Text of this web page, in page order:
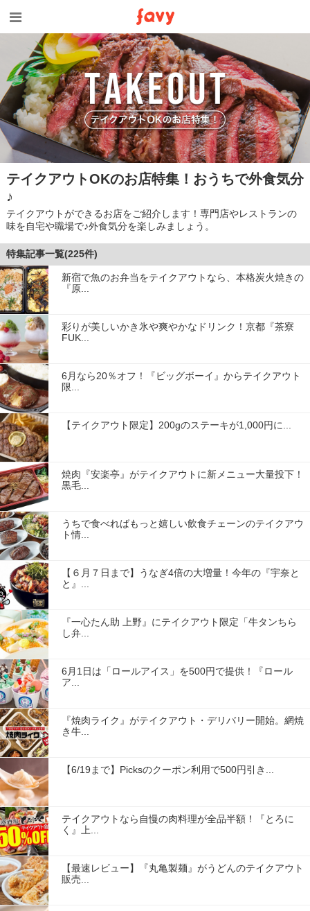
テイクアウトOKのお店特集！おうちで外食気分
♪
テイクアウトができるお店をご紹介します！専門店やレストランの
味を自宅や職場で♪外食気分を楽しみましょう。
特集記事一覧(225件)
新宿で魚のお弁当をテイクアウトなら、本格炭火焼きの
『原...
彩りが美しいかき氷や爽やかなドリンク！京都『茶寮
FUK...
6月なら20％オフ！『ビッグボーイ』からテイクアウト
限...
【テイクアウト限定】200gのステーキが1,000円に...
焼肉『安楽亭』がテイクアウトに新メニュー大量投下！
黒毛...
うちで食べればもっと嬉しい飲食チェーンのテイクアウ
ト情...
【６月７日まで】うなぎ4倍の大増量！今年の『宇奈と
と』...
『一心たん助 上野』にテイクアウト限定「牛タンちら
し弁...
6月1日は「ロールアイス」を500円で提供！『ロール
ア...
『焼肉ライク』がテイクアウト・デリバリー開始。網焼
き牛...
【6/19まで】Picksのクーポン利用で500円引き...
テイクアウトなら自慢の肉料理が全品半額！『とろに
く』上...
【最速レビュー】『丸亀製麺』がうどんのテイクアウト
販売...